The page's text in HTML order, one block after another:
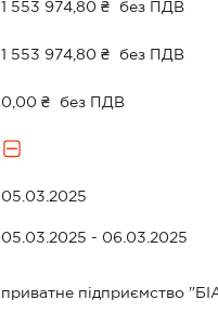
1 553 974,80 ₴ без ПДВ
1 553 974,80 ₴ без ПДВ
0,00 ₴ без ПДВ
05.03.2025
05.03.2025 - 06.03.2025
приватне підприємство